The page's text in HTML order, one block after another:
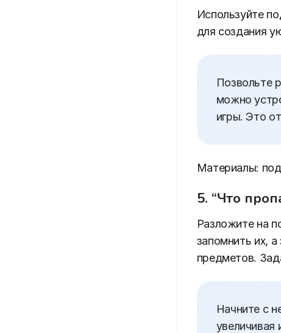
Используйте
для создания
Позвольте
можно
игры. Это
Материалы:
5. “Что
Разложите на
запомнить их,
предметов.
Начните с
увеличивая